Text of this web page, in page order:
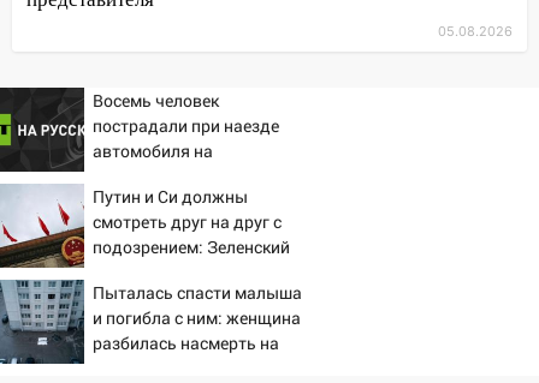
Трудовой горело здание
припаркованный автомобиль
12:37
Переезжал «зебру» на
велосипеде и попал под колеса
12:18
Вспыхнул изнутри: в
Железнодорожном районе горела дача
11:33
попал мужчина
11:17
В Радищевском районе сгорели
хозяйственные постройки
05.08.2026
Восемь человек
пострадали при наезде
автомобиля на
Путин и Си должны
смотреть друг на друг с
подозрением: Зеленский
дипломатам
Пыталась спасти малыша
и погибла с ним: женщина
разбилась насмерть на